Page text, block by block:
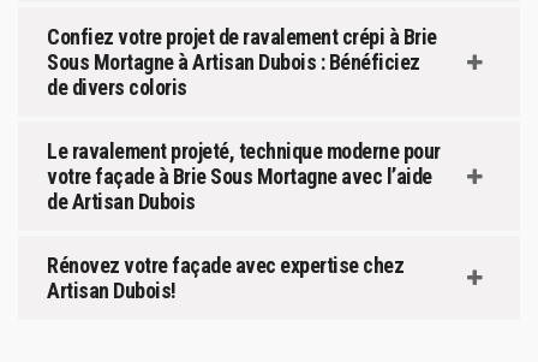
Confiez votre projet de ravalement crépi à Brie
Sous Mortagne à Artisan Dubois : Bénéficiez
de divers coloris
Le ravalement projeté, technique moderne pour
votre façade à Brie Sous Mortagne avec l’aide
de Artisan Dubois
Rénovez votre façade avec expertise chez
Artisan Dubois!